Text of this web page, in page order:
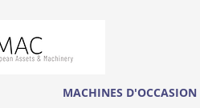
MACHINES D'OCCASION